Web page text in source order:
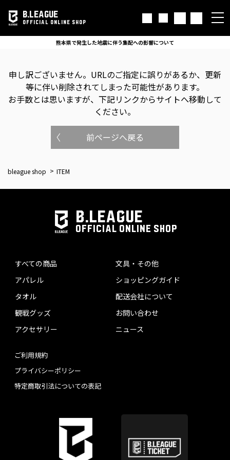
B.LEAGUE
OFFICIAL ONLINE SHOP
熊本県で発生した地震に伴う集配への影響について
申し訳ございません。 URLのご指定に誤りがあるか、更新
等に伴い削除されてしまった可能性があります。
お手数とは思いますが、下記リンクからサイトへ移動して
ください。
前ページへ戻る
bleague shop ITEM
B.LEAGUE
OFFICIAL ONLINE SHOP
すべての商品
アパレル
タオル
観戦グッズ
アクセサリー
文具・その他
ショッピングガイド
配送会社について
お問い合わせ
ニュース
ご利用規約
プライバシーポリシー
特定商取引法についての表記